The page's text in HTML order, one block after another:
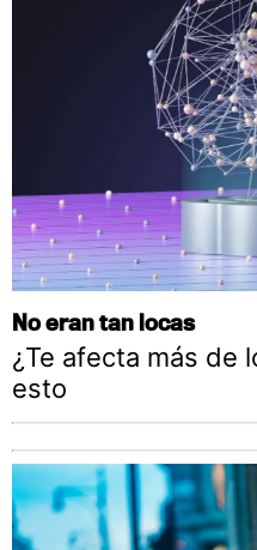
No eran tan locas
¿Te afecta más de
esto